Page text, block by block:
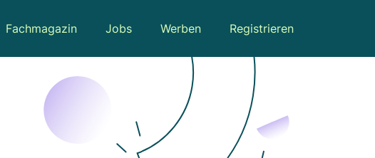
Fachmagazin Jobs Werben Registrieren